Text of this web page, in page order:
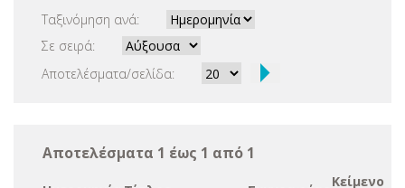
Ταξινόμηση ανά:
Σε σειρά:
Αποτελέσματα/σελίδα:
Αποτελέσματα 1 έως 1 από 1
Κείμενο